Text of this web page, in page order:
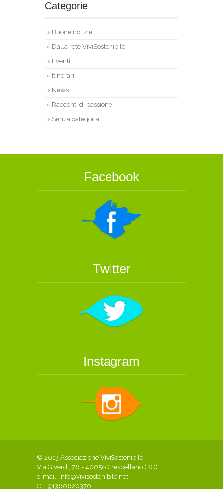
Categorie
Buone notizie
Dalla rete ViviSostenibile
Eventi
Itinerari
News
Racconti di passione
Senza categoria
Facebook
Twitter
Instagram
© 2013 Associazione ViviSostenibile
Via G.Verdi, 76 - 40056 Crespellano (BO)
e-mail: info@vivisostenibile.net
C.F 91360620370